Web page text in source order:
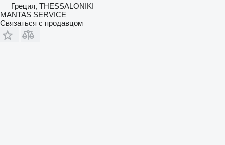
Греция, THESSALONIKI
MANTAS SERVICE
Связаться с продавцом